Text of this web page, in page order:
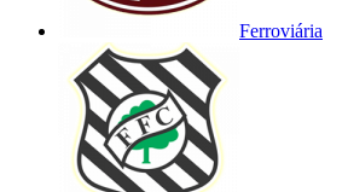
Ferroviária